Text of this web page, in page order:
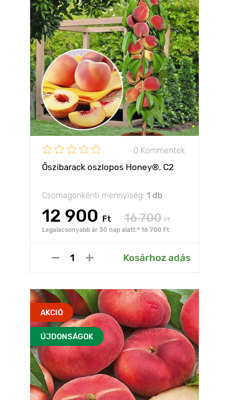
0 Kommentek
Őszibarack oszlopos Honey®, C2
Csomagonkénti mennyiség: 1 db
12 900 Ft 16 700 Ft
Legalacsonyabb ár 30 nap alatt:* 16 700 Ft
Kosárhoz adás
AKCIÓ
ÚJDONSÁGOK